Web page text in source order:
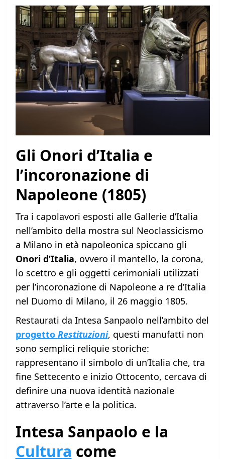
Gli Onori d’Italia e
l’incoronazione di
Napoleone (1805)
Tra i capolavori esposti alle Gallerie d’Italia
nell’ambito della mostra sul Neoclassicismo
a Milano in età napoleonica spiccano gli
Onori d’Italia, ovvero il mantello, la corona,
lo scettro e gli oggetti cerimoniali utilizzati
per l’incoronazione di Napoleone a re d’Italia
nel Duomo di Milano, il 26 maggio 1805.
Restaurati da Intesa Sanpaolo nell’ambito del
progetto Restituzioni, questi manufatti non
sono semplici reliquie storiche:
rappresentano il simbolo di un’Italia che, tra
fine Settecento e inizio Ottocento, cercava di
definire una nuova identità nazionale
attraverso l’arte e la politica.
Intesa Sanpaolo e la
Cultura come